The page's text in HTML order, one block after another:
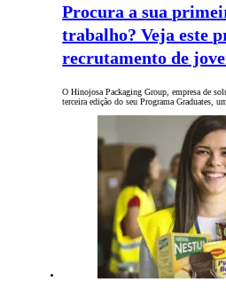
Procura a sua
trabalho? Veja este
recrutamento de
O Hinojosa Packaging Group, empresa de
terceira edição do seu Programa Graduates,